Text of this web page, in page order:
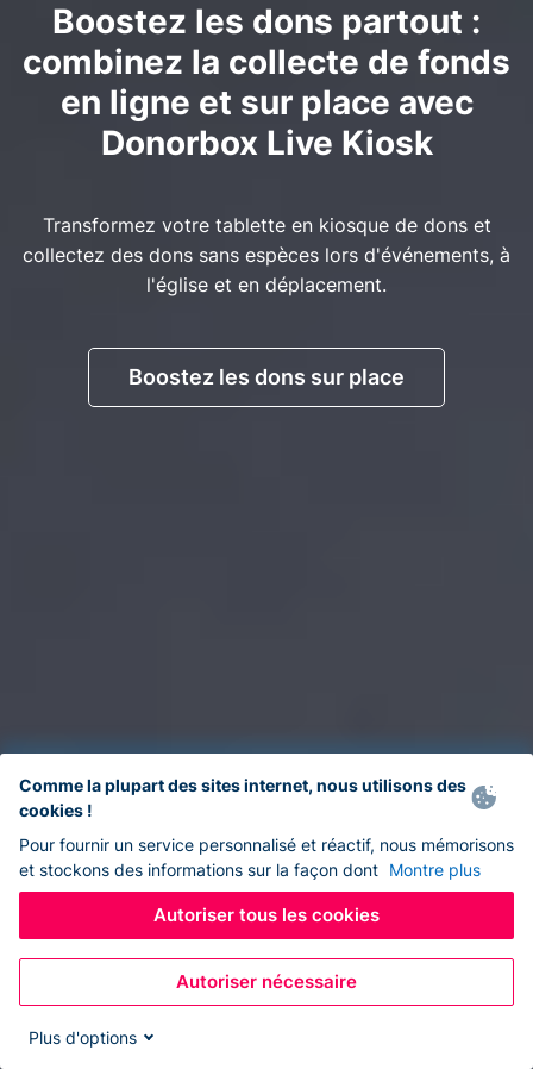
Boostez les dons partout :
combinez la collecte de fonds
en ligne et sur place avec
Donorbox Live Kiosk
Transformez votre tablette en kiosque de dons et
collectez des dons sans espèces lors d'événements, à
l'église et en déplacement.
Boostez les dons sur place
Comme la plupart des sites internet, nous utilisons des
cookies !
Pour fournir un service personnalisé et réactif, nous mémorisons
et stockons des informations sur la façon dont Montre plus
Autoriser tous les cookies
Autoriser nécessaire
Plus d'options